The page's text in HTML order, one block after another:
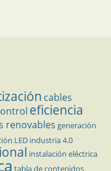
cables
eficiencia
renovables generación
LED industria 4.0
instalación eléctrica
tabla de contenidos